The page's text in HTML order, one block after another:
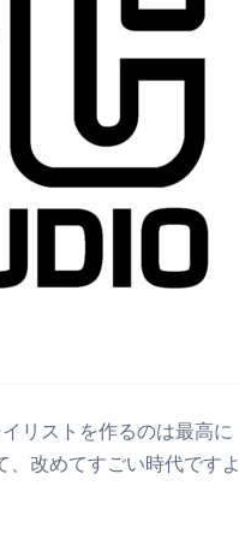
リストを作るのは最高に
改めてすごい時代ですよ